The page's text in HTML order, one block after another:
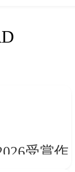
受賞作